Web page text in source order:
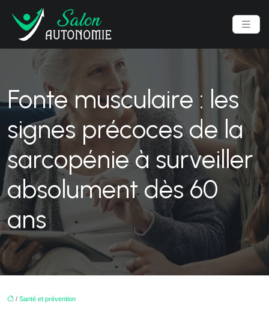
Fonte musculaire : les
signes précoces de la
sarcopénie à surveiller
absolument dès 60
ans
/ Santé et prévention